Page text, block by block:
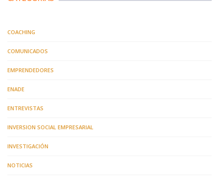
COACHING
COMUNICADOS
EMPRENDEDORES
ENADE
ENTREVISTAS
INVERSION SOCIAL EMPRESARIAL
INVESTIGACIÓN
NOTICIAS